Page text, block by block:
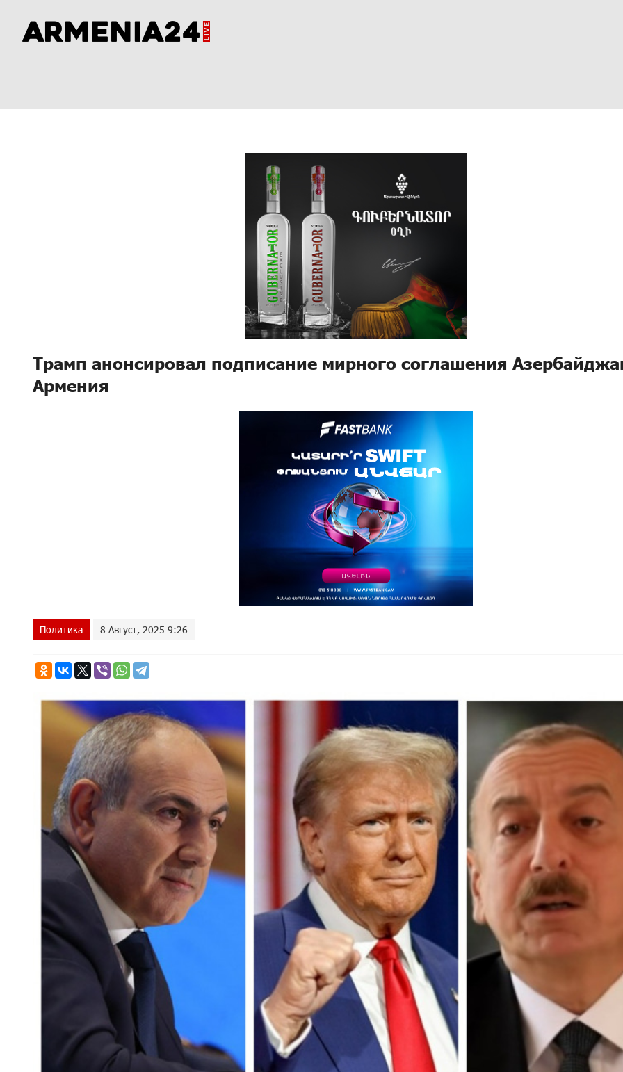
Трамп анонсировал подписание мирного соглашения
Армения
Политика 8 Август, 2025 9:26